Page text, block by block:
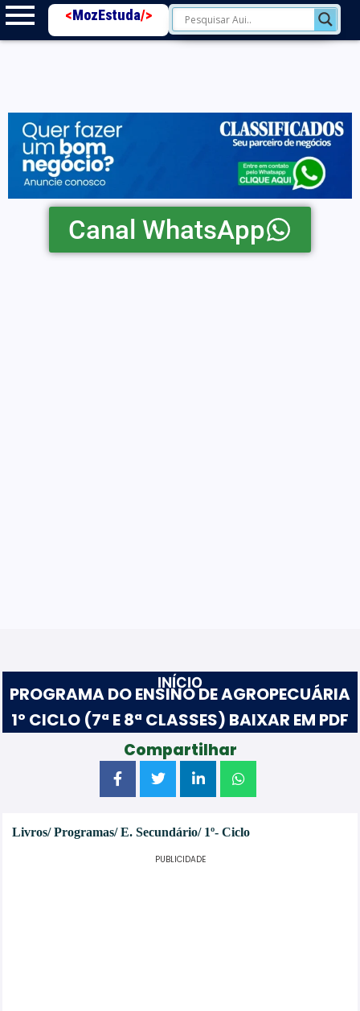
<MozEstuda/>
Canal WhatsApp
INÍCIO
PROGRAMA DO ENSINO DE AGROPECUÁRIA
1º CICLO (7ª E 8ª CLASSES) BAIXAR EM PDF
Compartilhar
Livros/Programas/E. Secundário/ 1º- Ciclo
PUBLICIDADE